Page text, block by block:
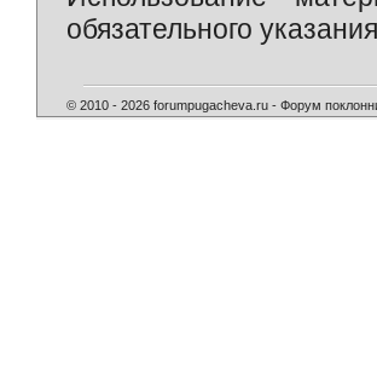
обязательного
© 2010 - 2026 forumpugacheva.ru - Форум